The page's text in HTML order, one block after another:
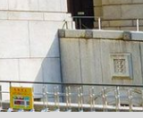
散」WBC日本代表“